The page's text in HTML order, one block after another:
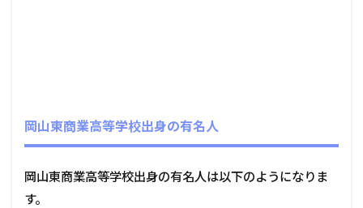
岡山東商業高等学校出身の有名人
岡山東商業高等学校出身の有名人は以下のようになりま
す。